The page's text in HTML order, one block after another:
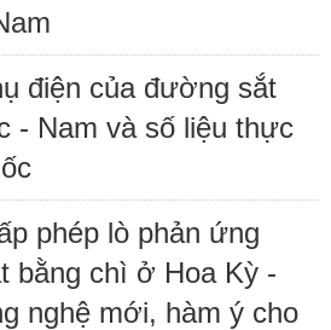
điện của đường sắt
- Nam và số liệu thực
phép lò phản ứng
bằng chì ở Hoa Kỳ -
nghệ mới, hàm ý cho